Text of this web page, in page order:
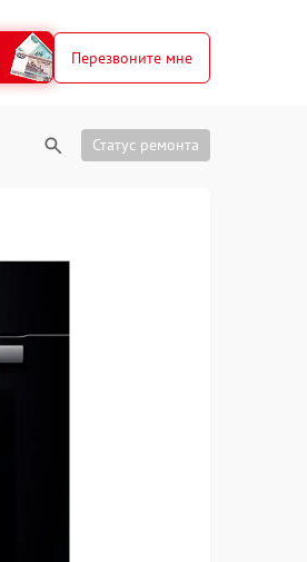
Перезвоните мне
Статус ремонта